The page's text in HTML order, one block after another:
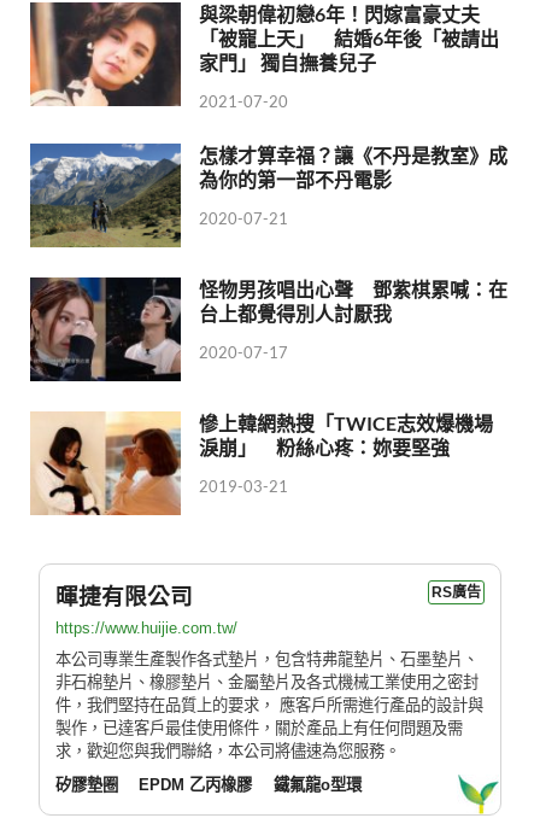
與梁朝偉初戀6年！閃嫁富豪丈夫
「被寵上天」 結婚6年後「被請出
家門」 獨自撫養兒子
2021-07-20
怎樣才算幸福？讓《不丹是教室》成
為你的第一部不丹電影
2020-07-21
怪物男孩唱出心聲 鄧紫棋累喊：在
台上都覺得別人討厭我
2020-07-17
慘上韓網熱搜「TWICE志效爆機場
淚崩」 粉絲心疼：妳要堅強
2019-03-21
暉捷有限公司 RS廣告
https://www.huijie.com.tw/
本公司專業生產製作各式墊片，包含特弗龍墊片、石墨墊片、
非石棉墊片、橡膠墊片、金屬墊片及各式機械工業使用之密封
件，我們堅持在品質上的要求， 應客戶所需進行產品的設計與
製作，已達客戶最佳使用條件，關於產品上有任何問題及需
求，歡迎您與我們聯絡，本公司將儘速為您服務。
矽膠墊圈
EPDM 乙丙橡膠 鐵氟龍o型環